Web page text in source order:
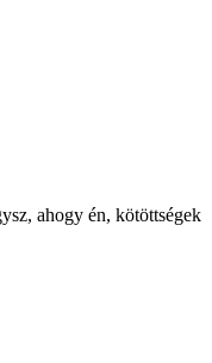
ahogy én, kötöttségek